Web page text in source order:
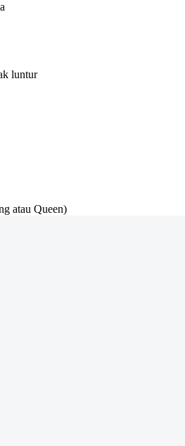
luntur
atau Queen)